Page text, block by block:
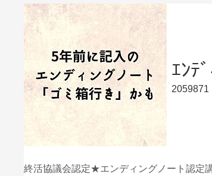
ｴﾝﾃ
2059871
終活協議会認定★エンディングノート認